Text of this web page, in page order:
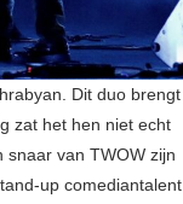
Dit duo brengt
zat het hen niet echt
van TWOW zijn
up comediantalent.